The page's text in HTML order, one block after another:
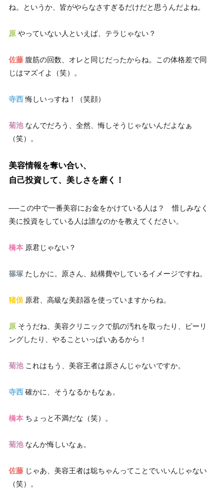
ね。というか、皆がやらなさすぎるだけだと思うんだよね。
原 やっていない人といえば、テラじゃない？
佐藤 腹筋の回数、オレと同じだったからね。この体格差で同
じはマズイよ（笑）。
寺西悔しいっすね！（笑顔）
菊池なんでだろう、全然、悔しそうじゃないんだよなぁ
（笑）。
美容情報を奪い合い、
自己投資して、美しさを磨く！
──この中で一番美容にお金をかけている人は？ 惜しみなく
美に投資をしている人は誰なのかを教えてください。
橋本 原君じゃない？
篠塚 たしかに。原さん、結構費やしているイメージですね。
猪俣 原君、高級な美顔器を使っていますからね。
原 そうだね、美容クリニックで肌の汚れを取ったり、ピーリ
ングしたり、やることいっぱいあるから！
菊池これはもう、美容王者は原さんじゃないですか。
寺西 確かに、そうなるかもなぁ。
橋本 ちょっと不満だな（笑）。
菊池なんか悔しいなぁ。
佐藤 じゃあ、美容王者は聡ちゃんってことでいいんじゃない
（笑）。